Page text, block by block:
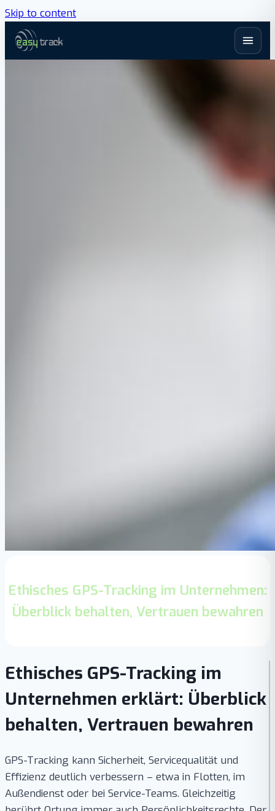
Skip to content
Ethisches GPS-Tracking im Unternehmen:
Überblick behalten, Vertrauen bewahren
Ethisches GPS-Tracking im
Unternehmen erklärt: Überblick
behalten, Vertrauen bewahren
GPS-Tracking kann Sicherheit, Servicequalität und
Effizienz deutlich verbessern – etwa in Flotten, im
Außendienst oder bei Service-Teams. Gleichzeitig